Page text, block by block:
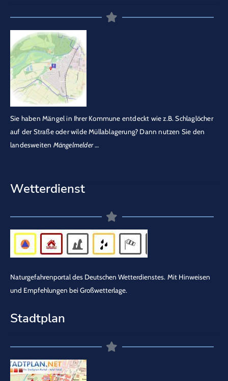
Sie haben Mängel in Ihrer Kommune entdeckt wie z.B. Schlaglöcher
auf der Straße oder wilde Müllablagerung? Dann nutzen Sie den
landesweiten Mängelmelder…
Wetterdienst
Naturgefahrenportal des Deutschen Wetterdienstes. Mit Hinweisen
und Empfehlungen bei Großwetterlage.
Stadtplan